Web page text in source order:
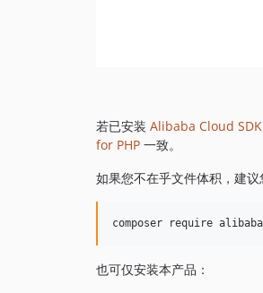
若已安装 Alibaba Cloud
for PHP 一致。
如果您不在乎文件体积，建议
也可仅安装本产品：